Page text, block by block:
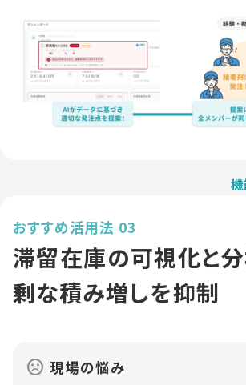
おすすめ活用法 03
滞留在庫の可視化と分
剰な積み増しを抑制
現場の悩み